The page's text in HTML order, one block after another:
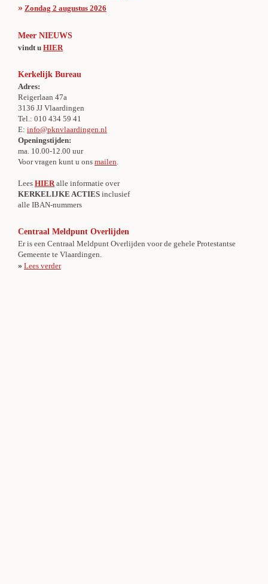
» Zondag 2 augustus 2026
Meer NIEUWS
vindt u HIER
Kerkelijk Bureau
Adres:
Reigerlaan 47a
3136 JJ Vlaardingen
Tel.: 010 434 59 41
E: info@pknvlaardingen.nl
Openingstijden:
ma. 10.00-12.00 uur
Voor vragen kunt u ons mailen.
Lees HIER alle informatie over
KERKELIJKE ACTIES inclusief
alle IBAN-nummers
Centraal Meldpunt Overlijden
Er is een Centraal Meldpunt Overlijden voor de gehele Protestantse
Gemeente te Vlaardingen.
» Lees verder